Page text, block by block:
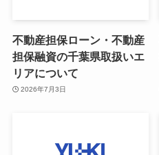
不動産担保ローン・不動産
担保融資の千葉県取扱いエ
リアについて
2026年7月3日